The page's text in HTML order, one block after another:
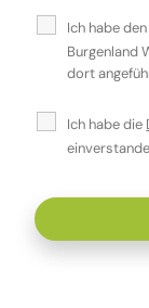
Ich habe
Burgenland
dort
Ich habe die